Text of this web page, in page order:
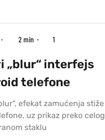
2 min 1
„blur“ interfejs
telefone
efekat zamućenja stiže
uz prikaz preko celog
staklu